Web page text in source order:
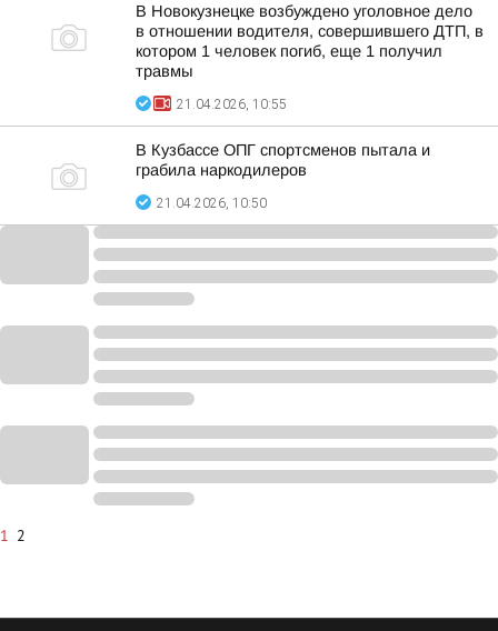
В Новокузнецке возбуждено уголовное дело
в отношении водителя, совершившего ДТП, в
котором 1 человек погиб, еще 1 получил
травмы
21.04.2026, 10:55
В Кузбассе ОПГ спортсменов пытала и
грабила наркодилеров
21.04.2026, 10:50
1 2